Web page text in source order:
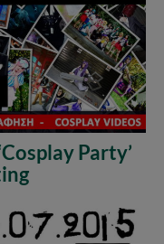
Party’